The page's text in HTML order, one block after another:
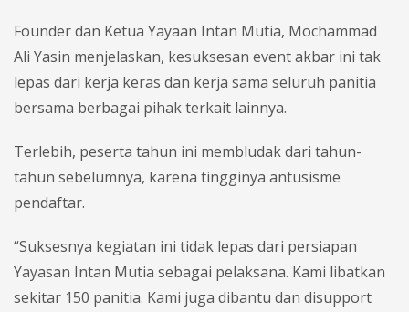
Founder dan Ketua Yayaan Intan Mutia, Mochammad
Ali Yasin menjelaskan, kesuksesan event akbar ini tak
lepas dari kerja keras dan kerja sama seluruh panitia
bersama berbagai pihak terkait lainnya.
Terlebih, peserta tahun ini membludak dari tahun-
tahun sebelumnya, karena tingginya antusisme
pendaftar.
“Suksesnya kegiatan ini tidak lepas dari persiapan
Yayasan Intan Mutia sebagai pelaksana. Kami libatkan
sekitar 150 panitia. Kami juga dibantu dan disupport